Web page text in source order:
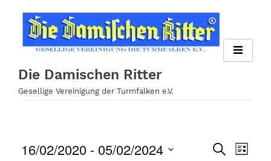
Inhalt
springen
Die Damischen Ritter
Gesellige Vereinigung der Turmfalken e.V.
Suche
Liste
16/02/2020 - 05/02/2024